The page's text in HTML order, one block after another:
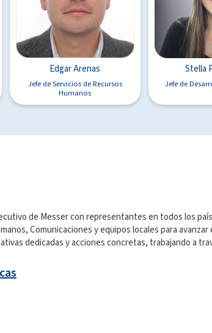
Edgar Arenas
Jefe de Servicios de Recursos
Humanos
Stella
Jefe de
de Messer con representantes en todos los
Comunicaciones y equipos locales para
dedicadas y acciones concretas, trabajando a